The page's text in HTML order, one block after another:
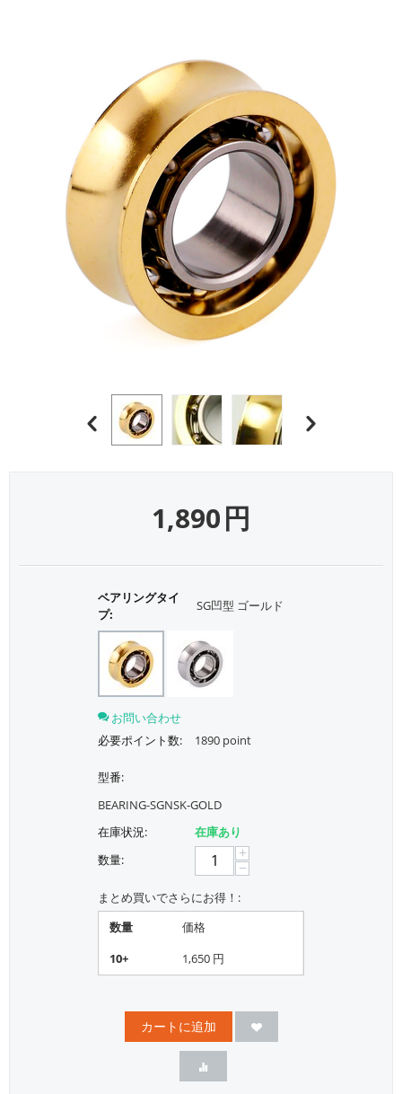
1,890円
ベアリングタイ
プ:
SG凹型 ゴールド
お問い合わせ
必要ポイント数:
1890 point
型番:
BEARING-SGNSK-GOLD
在庫状況:
在庫あり
数量:
+
−
まとめ買いでさらにお得！:
数量
価格
10+
1,650 円
カートに追加